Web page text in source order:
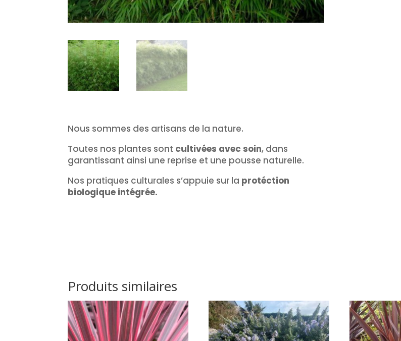
Nous sommes des artisans de la nature.
Toutes nos plantes sont cultivées avec soin, dans
garantissant ainsi une reprise et une pousse naturelle.
Nos pratiques culturales s’appuie sur la protéction
biologique intégrée.
Produits similaires